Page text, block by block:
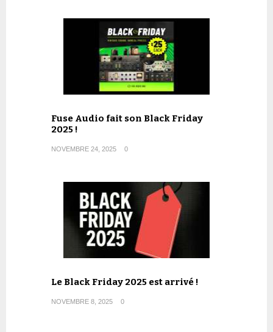
Fuse Audio fait son Black Friday
2025 !
NOVEMBRE 24, 2025 0
Le Black Friday 2025 est arrivé !
NOVEMBRE 8, 2025 0